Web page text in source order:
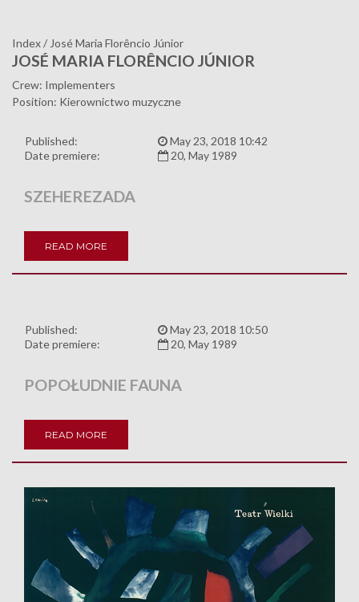
Index/ José Maria Florêncio Júnior
JOSÉ MARIA FLORÊNCIO JÚNIOR
Crew: Implementers
Position: Kierownictwo muzyczne
Published:
May 23, 2018 10:42
Date premiere:
20, May 1989
SZEHEREZADA
READ MORE
Published:
May 23, 2018 10:50
Date premiere:
20, May 1989
POPOŁUDNIE FAUNA
READ MORE